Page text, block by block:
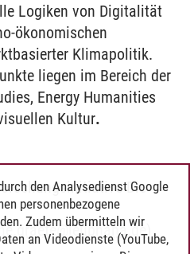
Logiken von Digitalität
ökonomischen
Klimapolitik.
liegen im Bereich der
Energy Humanities
Kultur.
Die
@leuphana.de)
den Analysedienst Google
personenbezogene
Zudem übermitteln wir
an Videodienste (YouTube,